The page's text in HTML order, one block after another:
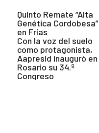
Quinto Remate “Alta
Genética Cordobesa”
en Frías
Con la voz del suelo
como protagonista,
Aapresid inauguró en
Rosario su 34.º
Congreso